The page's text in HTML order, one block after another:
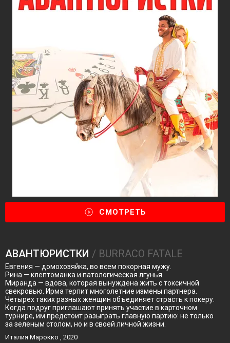
СМОТРЕТЬ
АВАНТЮРИСТКИ / BURRACO FATALE
Евгения — домохозяйка, во всем покорная мужу.
Рина — клептоманка и патологическая лгунья.
Миранда — вдова, которая вынуждена жить с токсичной
свекровью. Ирма терпит многолетние измены партнера.
Четырех таких разных женщин объединяет страсть к покеру.
Когда подруг приглашают принять участие в карточном
турнире, им предстоит разыграть главную партию: не только
за зеленым столом, но и в своей личной жизни.
Италия Марокко , 2020